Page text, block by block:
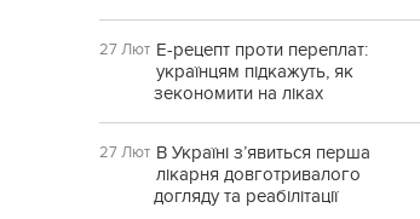
27 Лют Е-рецепт проти переплат:
українцям підкажуть, як
зекономити на ліках
27 Лют В Україні з’явиться перша
лікарня довготривалого
догляду та реабілітації